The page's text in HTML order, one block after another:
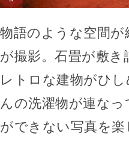
物語のような空間
が撮影。石畳が敷
レトロな建物がひ
んの洗濯物が連な
ができない写真を